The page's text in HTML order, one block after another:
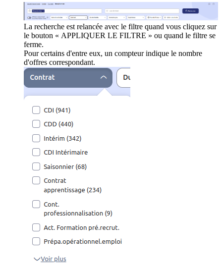
La recherche est relancée avec le filtre quand vous cliquez sur
le bouton « APPLIQUER LE FILTRE » ou quand le filtre se
ferme.
Pour certains d'entre eux, un compteur indique le nombre
d'offres correspondant.